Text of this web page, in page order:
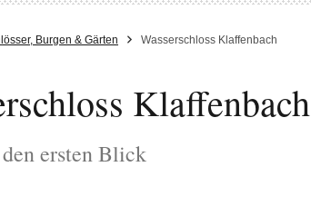
Burgen & Gärten Wasserschloss Klaffenbach
Klaffenbach
ersten Blick